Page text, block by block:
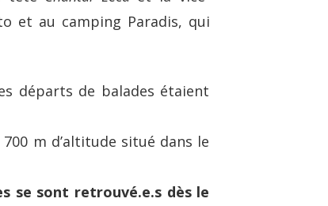
et au camping Paradis, qui
départs de balades étaient
m d’altitude situé dans le
se sont retrouvé.e.s dès le